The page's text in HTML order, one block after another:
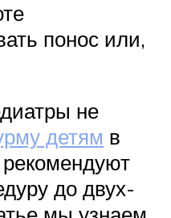
понос или,
не
детям в
до двух-